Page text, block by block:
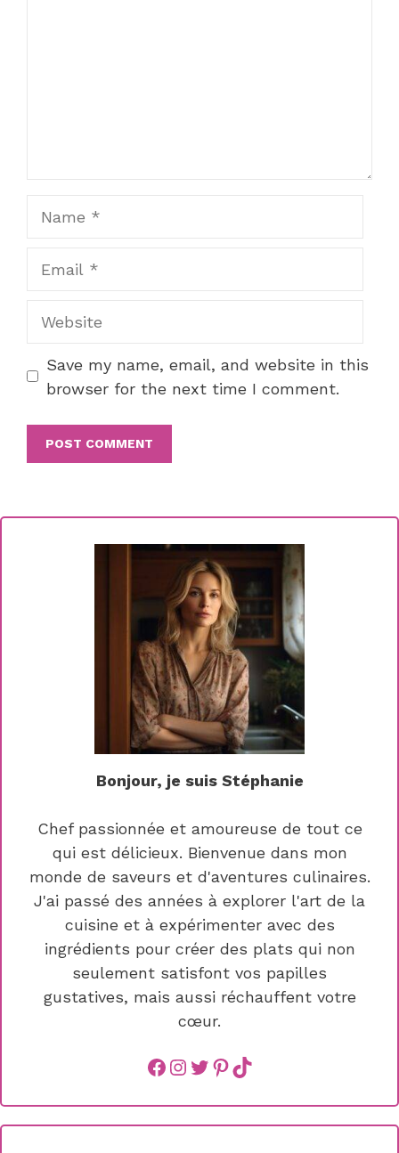
Save my name, email, and website in this
browser for the next time I comment.
Bonjour, je suis Stéphanie
Chef passionnée et amoureuse de tout ce
qui est délicieux. Bienvenue dans mon
monde de saveurs et d'aventures culinaires.
J'ai passé des années à explorer l'art de la
cuisine et à expérimenter avec des
ingrédients pour créer des plats qui non
seulement satisfont vos papilles
gustatives, mais aussi réchauffent votre
cœur.
Facebook
instagram
Twitter
Pinterest
TikTok